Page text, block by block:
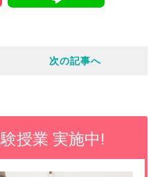
o
e
t
次の記事へ
授業 実施中!